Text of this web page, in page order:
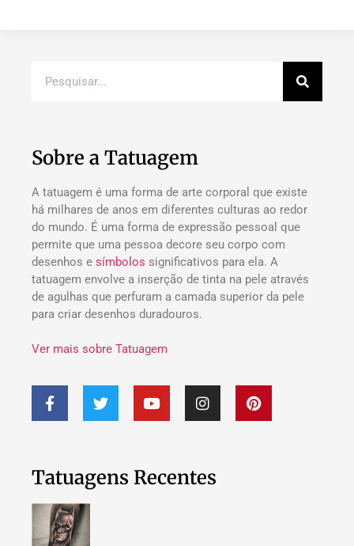
Sobre a Tatuagem
A tatuagem é uma forma de arte corporal que existe
há milhares de anos em diferentes culturas ao redor
do mundo. É uma forma de expressão pessoal que
permite que uma pessoa decore seu corpo com
desenhos e símbolos significativos para ela. A
tatuagem envolve a inserção de tinta na pele através
de agulhas que perfuram a camada superior da pele
para criar desenhos duradouros.
Ver mais sobre Tatuagem
Tatuagens Recentes